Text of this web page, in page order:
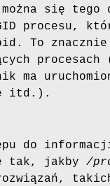
się tego
procesu,
To
ma
itd.).
do informacji
tak, jakby /